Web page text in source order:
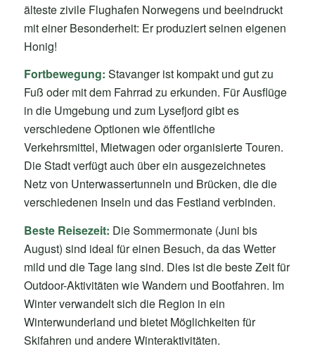
älteste zivile Flughafen Norwegens und beeindruckt
mit einer Besonderheit: Er produziert seinen eigenen
Honig!
Fortbewegung: Stavanger ist kompakt und gut zu
Fuß oder mit dem Fahrrad zu erkunden. Für Ausflüge
in die Umgebung und zum Lysefjord gibt es
verschiedene Optionen wie öffentliche
Verkehrsmittel, Mietwagen oder organisierte Touren.
Die Stadt verfügt auch über ein ausgezeichnetes
Netz von Unterwassertunneln und Brücken, die die
verschiedenen Inseln und das Festland verbinden.
Beste Reisezeit: Die Sommermonate (Juni bis
August) sind ideal für einen Besuch, da das Wetter
mild und die Tage lang sind. Dies ist die beste Zeit für
Outdoor-Aktivitäten wie Wandern und Bootfahren. Im
Winter verwandelt sich die Region in ein
Winterwunderland und bietet Möglichkeiten für
Skifahren und andere Winteraktivitäten.